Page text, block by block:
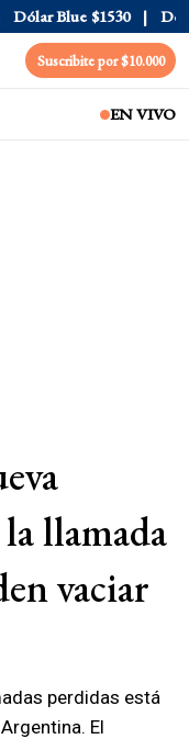
Blue $1530 Dólar
Suscribite por $10.000
EN VIVO
llamada
vaciar
perdidas está
El